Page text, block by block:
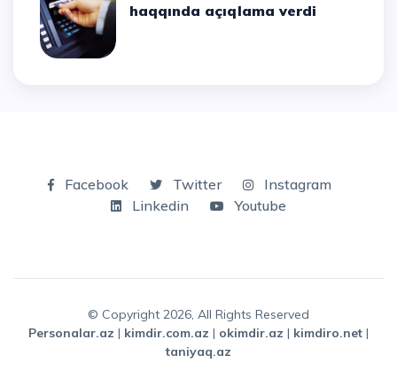
haqqında açıqlama verdi
Facebook Twitter
Instagram
Linkedin
Youtube
© Copyright 2026, All Rights Reserved
personalar.az | kimdir.com.az | okimdir.az | kimdiro.net |
taniyaq.az